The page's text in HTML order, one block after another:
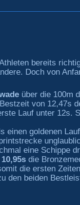
bereits
Doch von
über die 100m
von 12,47s
Lauf unter 12s.
einen goldenen
eine Schippe
10,95sdie
die ersten
den beiden